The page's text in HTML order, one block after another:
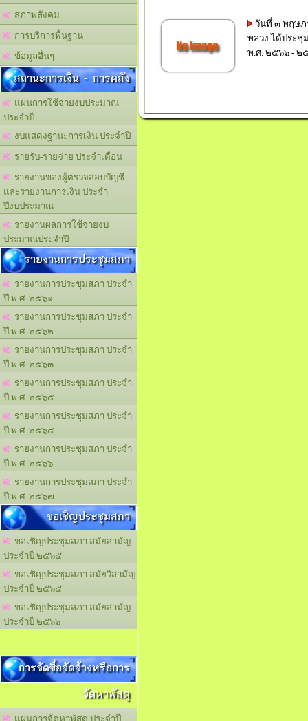
สภาพสังคม
การบริการพื้นฐาน
ข้อมูลอื่นๆ
สถานะการเงิน - การคลัง
แผนการใช้จ่ายงบประมาณ
ประจำปี
งบแสดงฐานะการเงิน ประจำปี
รายรับ-รายจ่าย ประจำเดือน
รายงานของผู้ตรวจสอบบัญชี
และรายงานการเงิน ประจำ
ปีงบประมาณ
รายงานผลการใช้จ่ายงบ
ประมาณประจำปี
รายงานการประชุมสภา
รายงานการประชุมสภา ประจำ
ปี พ.ศ. ๒๕๖๑
รายงานการประชุมสภา ประจำ
ปี พ.ศ. ๒๕๖๒
รายงานการประชุมสภา ประจำ
ปี พ.ศ. ๒๕๖๓
รายงานการประชุมสภา ประจำ
ปี พ.ศ. ๒๕๖๕
รายงานการประชุมสภา ประจำ
ปี พ.ศ. ๒๕๖๔
รายงานการประชุมสภา ประจำ
ปี พ.ศ. ๒๕๖๖
รายงานการประชุมสภา ประจำ
ปี พ.ศ. ๒๕๖๗
ขอเชิญประชุมสภา
ขอเชิญประชุมสภา สมัยสามัญ
ประจำปี ๒๕๖๕
ขอเชิญประชุมสภา สมัยวิสามัญ
ประจำปี ๒๕๖๕
ขอเชิญประชุมสภา สมัยสามัญ
ประจำปี ๒๕๖๖
การจัดซื้อจัดจ้างหรือการ
จัดหาพัสดุ
แผนการจัดหาพัสดุ ประจำปี
วันที่ ๓ พฤษภ
พลวง ได้ประ
พ.ศ. ๒๕๖๖ - ๒